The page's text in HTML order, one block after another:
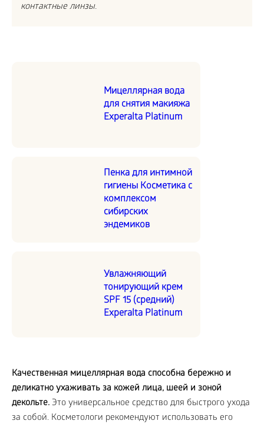
контактные линзы.
Мицеллярная вода
для снятия макияжа
Experalta Platinum
Пенка для интимной
гигиены Косметика с
комплексом
сибирских
эндемиков
Увлажняющий
тонирующий крем
SPF 15 (средний)
Experalta Platinum
Качественная мицеллярная вода способна бережно и
деликатно ухаживать за кожей лица, шеей и зоной
декольте. Это универсальное средство для быстрого ухода
за собой. Косметологи рекомендуют использовать его